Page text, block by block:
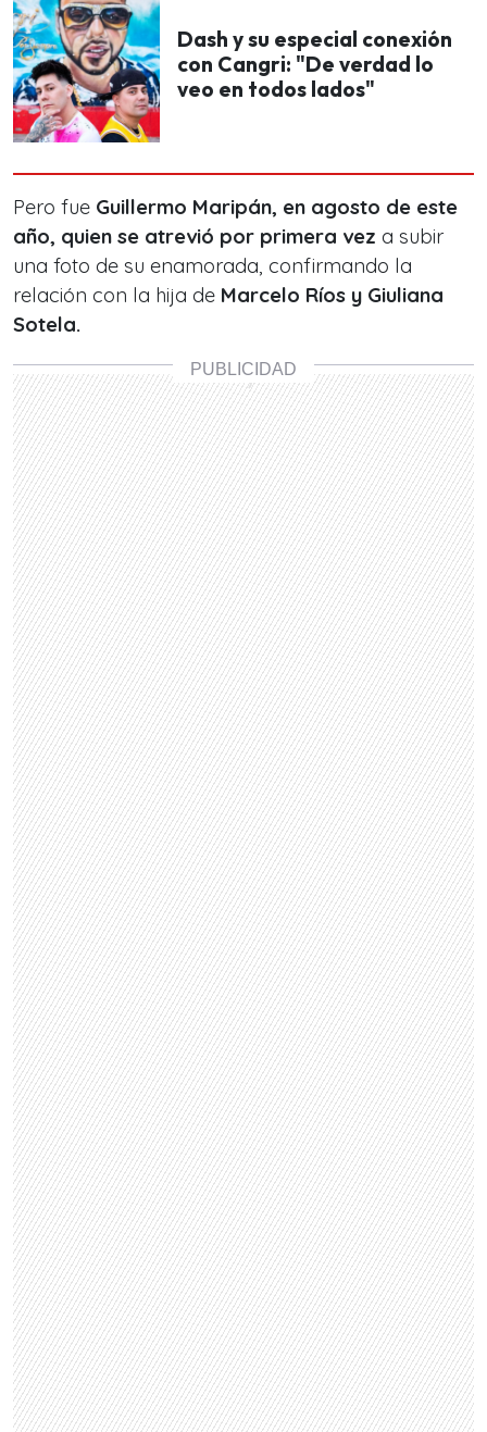
Dash y su especial conexión
con Cangri: "De verdad lo
veo en todos lados"
Pero fue Guillermo Maripán, en agosto de este
año, quien se atrevió por primera vez a subir
una foto de su enamorada, confirmando la
relación con la hija de Marcelo Ríos y Giuliana
Sotela.